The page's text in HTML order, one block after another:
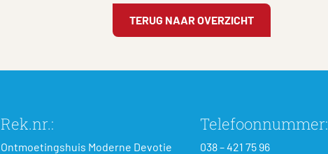
TERUG NAAR OVERZICHT
Rek.nr.:
Ontmoetingshuis Moderne Devotie
Telefoonnummer:
038 – 421 75 96